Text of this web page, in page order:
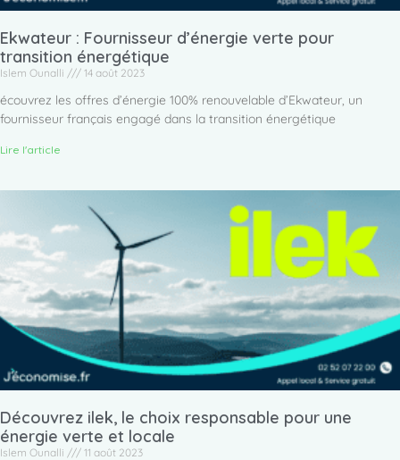
Ekwateur : Fournisseur d’énergie verte pour
transition énergétique
Islem Ounalli 14 août 2023
écouvrez les offres d’énergie 100% renouvelable d’Ekwateur, un
fournisseur français engagé dans la transition énergétique
Lire l'article
Découvrez ilek, le choix responsable pour une
énergie verte et locale
Islem Ounalli 11 août 2023